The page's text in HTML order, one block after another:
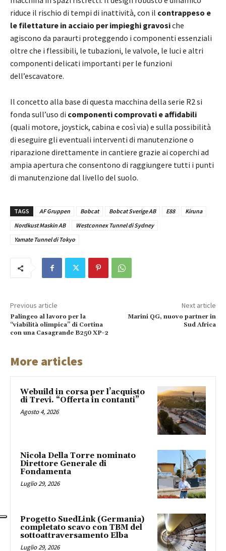
riduce il rischio di tempi di inattività, con il contrappeso e
le filettature in acciaio per impieghi gravosiche
agiscono da paraurti proteggendo i componenti essenziali
oltre che i flessibili, le tubazioni, le valvole, le luci e altri
componenti delicati importanti per le funzioni
dell’escavatore.
Il concetto alla base di questa macchina della serie R2 si
fonda sull’uso di componenti comprovati e affidabili
(quali motore, joystick, cabina e così via) e sulla possibilità
di eseguire gli eventuali interventi di manutenzione o
riparazione direttamente in cantiere grazie ai coperchi ad
ampia apertura che consentono di raggiungere tutti i punti
di manutenzione dal livello del suolo.
TAGS AF Gruppen Bobcat Bobcat Sverige AB E88
Kiruna
Nordkust Maskin AB
Westconnex Tunnel di Sydney
Yamate Tunnel di Tokyo
Previous article
Palingeo al lavoro per la
“viabilità olimpica” di Cortina
con una Casagrande B250 XP-2
Next article
Marini QG, nuovo partner in
Sud Africa
More articles
Webuild in corsa per l’acquisto
di Trevi. “Offerta in contanti”
Agosto 4, 2026
Nicola Della Torre nominato
Direttore Generale di
Fondamenta
Luglio 29, 2026
Progetto SuedLink (Germania)
completato scavo con TBM del
sottoattraversamento Elba
Luglio 29, 2026